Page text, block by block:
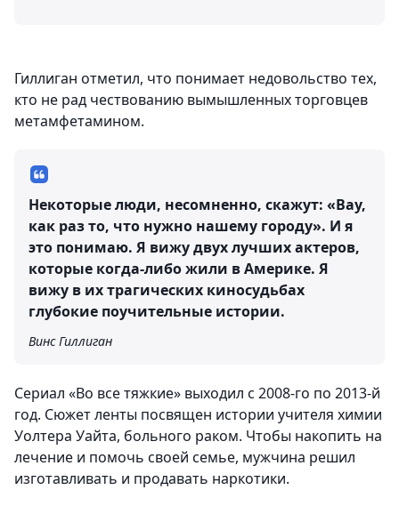
Гиллиган отметил, что понимает недовольство тех,
кто не рад чествованию вымышленных торговцев
метамфетамином.
Некоторые люди, несомненно, скажут: «Вау,
как раз то, что нужно нашему городу». И я
это понимаю. Я вижу двух лучших актеров,
которые когда-либо жили в Америке. Я
вижу в их трагических киносудьбах
глубокие поучительные истории.
Винс Гиллиган
Сериал «Во все тяжкие» выходил с 2008-го по 2013-й
год. Сюжет ленты посвящен истории учителя химии
Уолтера Уайта, больного раком. Чтобы накопить на
лечение и помочь своей семье, мужчина решил
изготавливать и продавать наркотики.